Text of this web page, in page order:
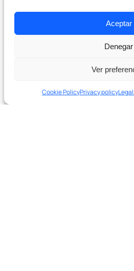
Aceptar
Denegar
Ver
Cookie PolicyPrivacy policy